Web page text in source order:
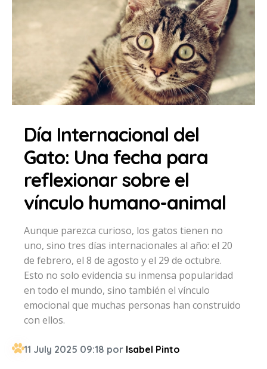
Día Internacional del
Gato: Una fecha para
reflexionar sobre el
vínculo humano-animal
Aunque parezca curioso, los gatos tienen no
uno, sino tres días internacionales al año: el 20
de febrero, el 8 de agosto y el 29 de octubre.
Esto no solo evidencia su inmensa popularidad
en todo el mundo, sino también el vínculo
emocional que muchas personas han construido
con ellos.
11 July 2025 09:18 por Isabel Pinto